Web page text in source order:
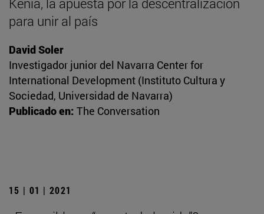
para unir al país
David Soler
Investigador junior del Navarra Center for
International Development (Instituto Cultura y
Sociedad, Universidad de Navarra)
Publicado en: The Conversation
15 | 01 | 2021